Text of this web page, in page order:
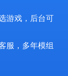
游戏，后台可
服，多年模组